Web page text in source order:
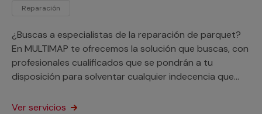
Reparación
¿Buscas a especialistas de la reparación de parquet?
En MULTIMAP te ofrecemos la solución que buscas, con
profesionales cualificados que se pondrán a tu
disposición para solventar cualquier indecencia que
particulares como a profesionales. Nos adaptamos a
Ver servicios